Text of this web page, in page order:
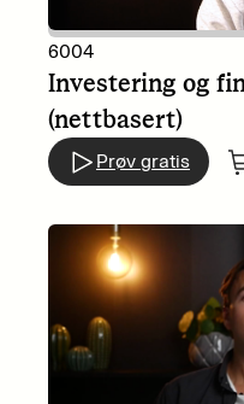
6004
Investering og
(nettbasert)
Prøv gratis